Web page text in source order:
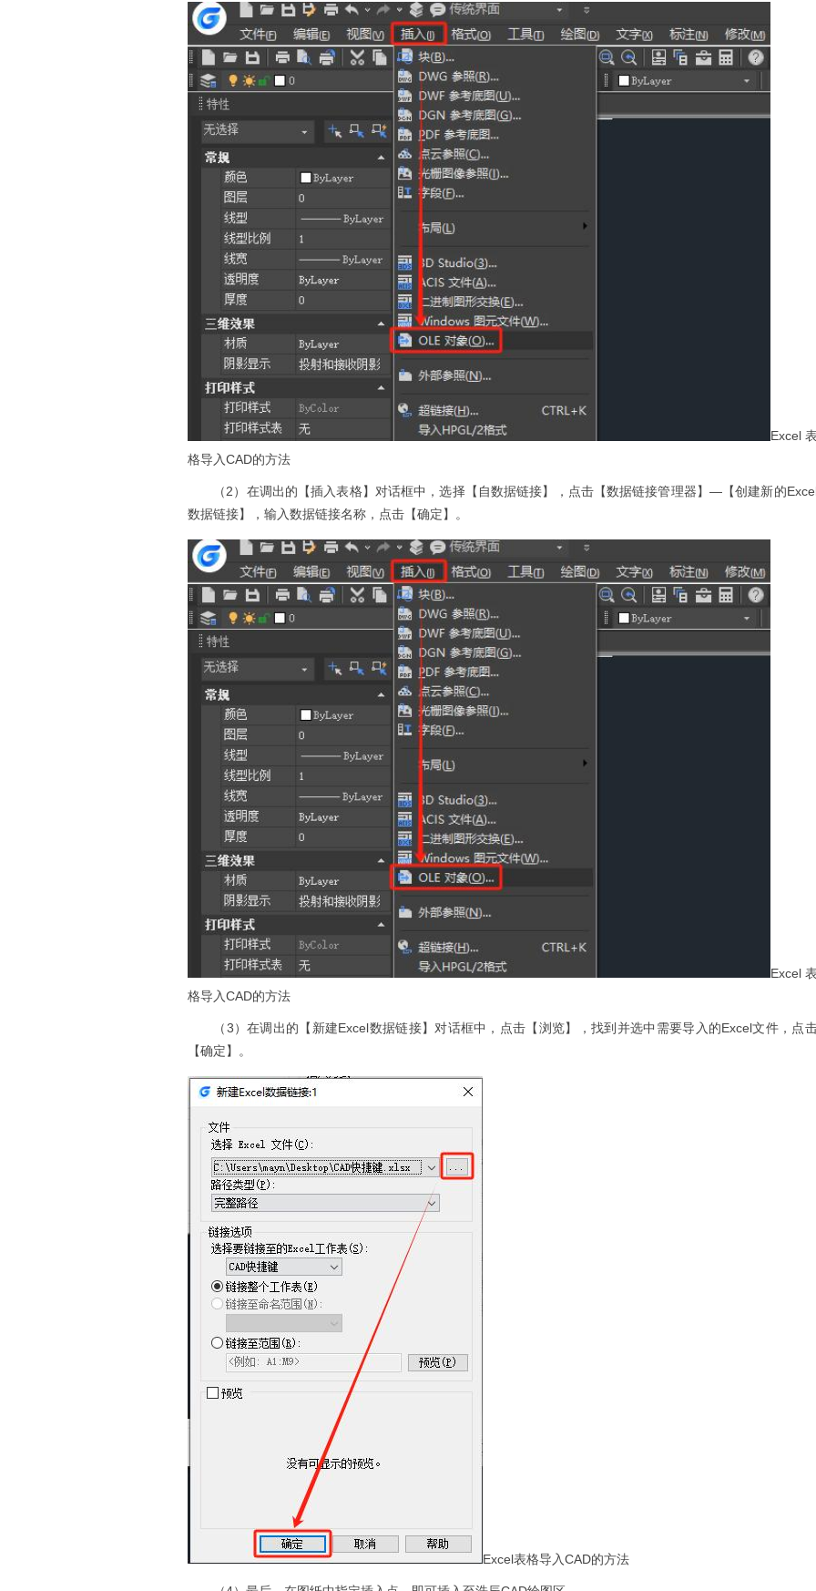
Excel
格导入CAD的方法
（2）在调出的【插入表格】对话框中，选择【自数据链接】，点击【数据链接管理器】—【创建新的
数据链接】，输入数据链接名称，点击【确定】。
Excel
格导入CAD的方法
（3）在调出的【新建Excel数据链接】对话框中，点击【浏览】，找到并选中需要导入的Excel文件，点
【确定】。
Excel表格导入CAD的方法